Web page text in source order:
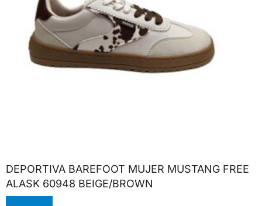
DEPORTIVA BAREFOOT MUJER MUSTANG FREE
ALASK 60948 BEIGE/BROWN